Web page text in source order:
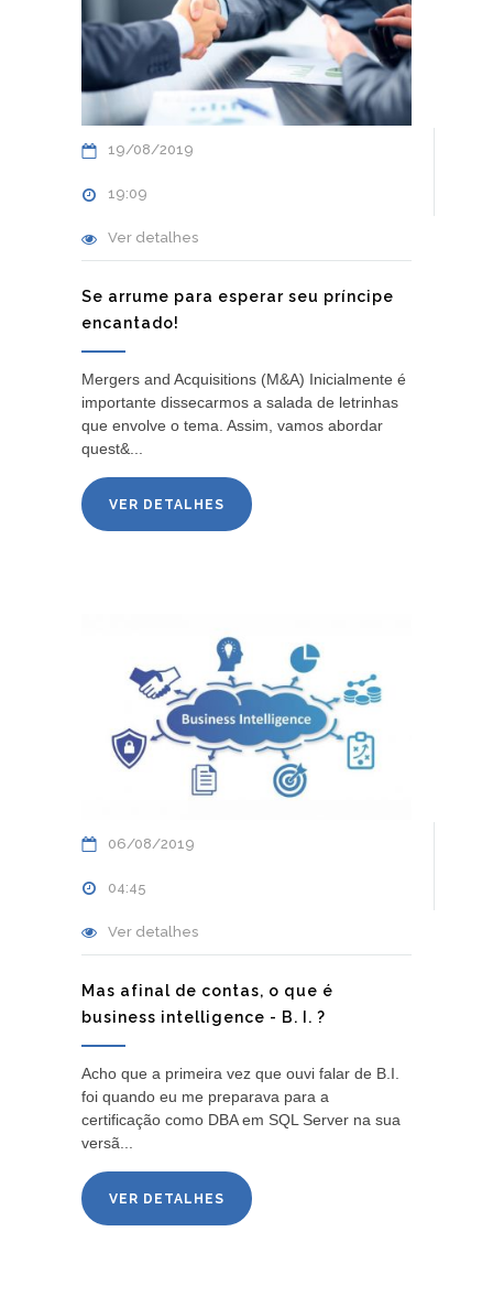
19/08/2019
19:09
Ver detalhes
Se arrume para esperar seu príncipe
encantado!
Mergers and Acquisitions (M&A) Inicialmente é
importante dissecarmos a salada de letrinhas
que envolve o tema. Assim, vamos abordar
quest&...
VER DETALHES
06/08/2019
04:45
Ver detalhes
Mas afinal de contas, o que é
business intelligence - B. I. ?
Acho que a primeira vez que ouvi falar de B.I.
foi quando eu me preparava para a
certificação como DBA em SQL Server na sua
versã...
VER DETALHES